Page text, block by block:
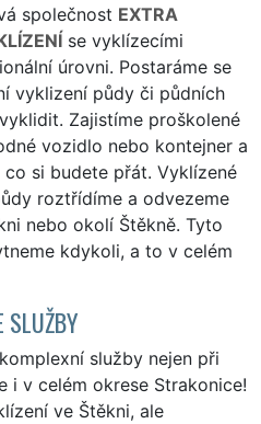
společnost EXTRA
se vyklízecími
úrovni. Postaráme se
vyklizení půdy či půdních
Zajistíme proškolené
vozidlo nebo kontejner a
si budete přát. Vyklízené
roztřídíme a odvezeme
nebo okolí Štěkně. Tyto
kdykoli, a to v celém
SLUŽBY
služby nejen při
i v celém okrese Strakonice!
ve Štěkni, ale